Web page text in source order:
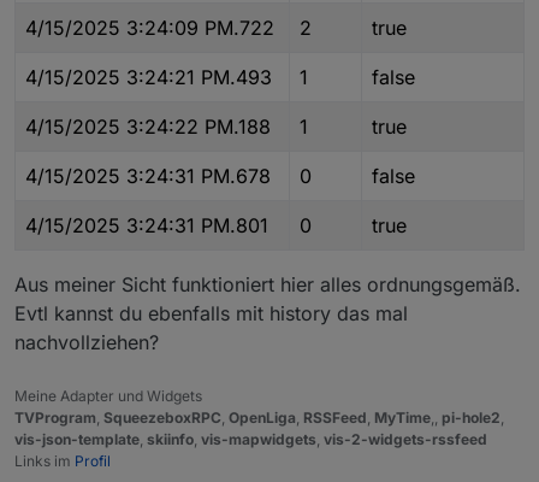
4/15/2025 3:24:09 PM.722 2 true
4/15/2025 3:24:21 PM.493 1 false
4/15/2025 3:24:22 PM.188 1 true
4/15/2025 3:24:31 PM.678 0 false
4/15/2025 3:24:31 PM.801 0 true
Aus meiner Sicht funktioniert hier alles ordnungsgemäß.
Evtl kannst du ebenfalls mit history das mal
nachvollziehen?
Meine Adapter und Widgets
TVProgram, SqueezeboxRPC, OpenLiga, RSSFeed, MyTime,, pi-hole2,
vis-json-template, skiinfo, vis-mapwidgets, vis-2-widgets-rssfeed
Links im Profil